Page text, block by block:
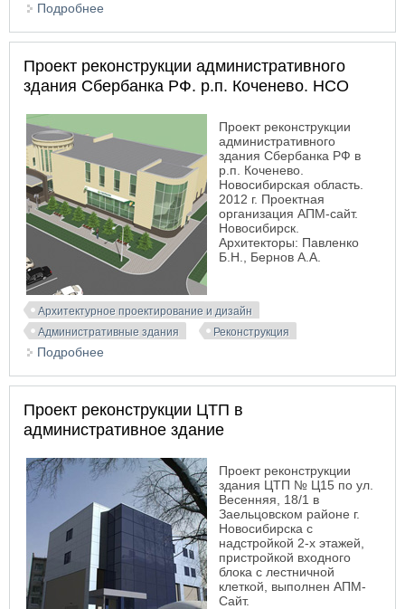
Подробнее
Проект реконструкции административного
здания Сбербанка РФ. р.п. Коченево. НСО
Проект реконструкции
административного
здания Сбербанка РФ в
р.п. Коченево.
Новосибирская область.
2012 г. Проектная
организация АПМ-сайт.
Новосибирск.
Архитекторы: Павленко
Б.Н., Бернов А.А.
Архитектурное проектирование и дизайн
Административные здания
Реконструкция
Подробнее
Проект реконструкции ЦТП в
административное здание
Проект реконструкции
здания ЦТП № Ц15 по ул.
Весенняя, 18/1 в
Заельцовском районе г.
Новосибирска с
надстройкой 2-х этажей,
пристройкой входного
блока с лестничной
клеткой, выполнен АПМ-
Сайт.